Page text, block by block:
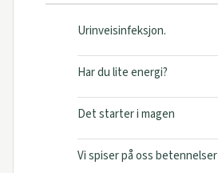
Urinveisinfeksjon.
Har du lite energi?
Det starter i magen
Vi spiser på oss betennelser